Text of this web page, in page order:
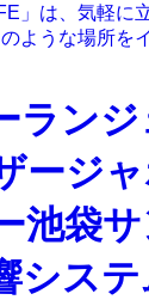
」は、気軽に
ような場所を
ラン
ージ
池袋
シス